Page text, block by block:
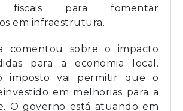
fiscais para fomentar
em infraestrutura.
comentou sobre o impacto
para a economia local.
imposto vai permitir que o
em melhorias para a
O governo está atuando em